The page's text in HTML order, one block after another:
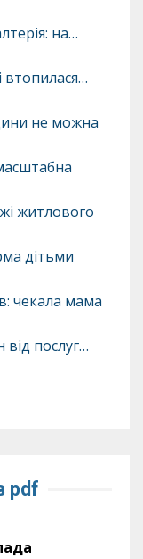
на…
втопилася…
не можна
житлового
дітьми
чекала мама
послуг…
pdf